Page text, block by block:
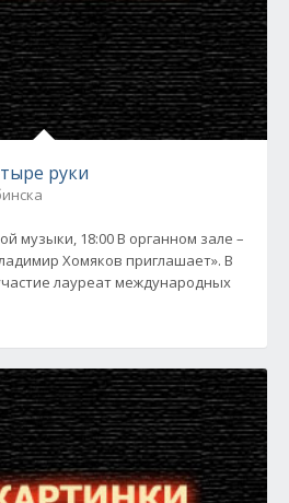
руки
музыки, 18:00 В органном зале –
Хомяков приглашает». В
лауреат международных